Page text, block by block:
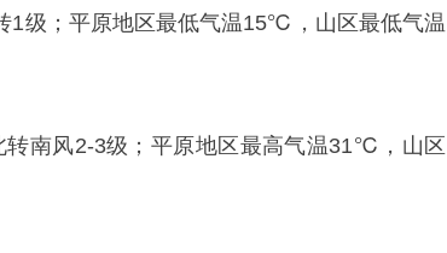
1级；平原地区最低气温15℃，山区最低气温
南风2-3级；平原地区最高气温31℃，山区